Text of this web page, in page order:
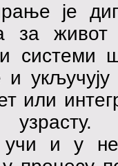
је
за
и
или
и у